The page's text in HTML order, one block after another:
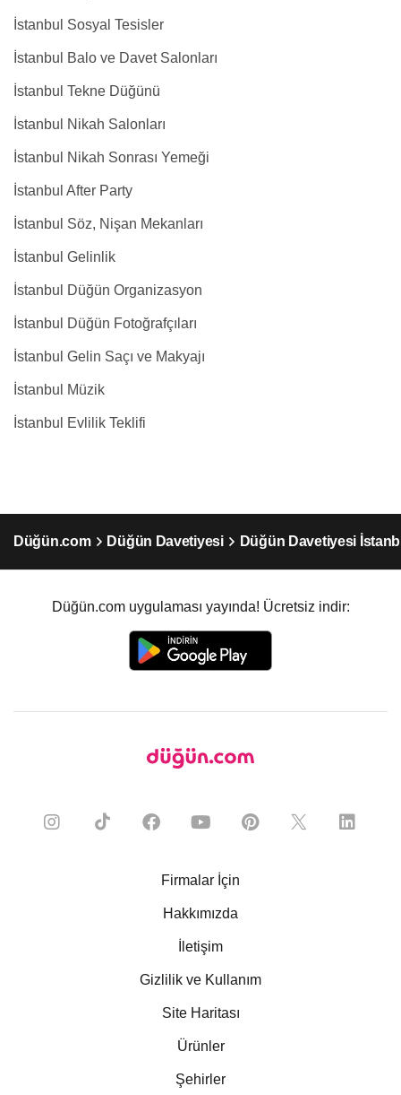
İstanbul Sosyal Tesisler
İstanbul Balo ve Davet Salonları
İstanbul Tekne Düğünü
İstanbul Nikah Salonları
İstanbul Nikah Sonrası Yemeği
İstanbul After Party
İstanbul Söz, Nişan Mekanları
İstanbul Gelinlik
İstanbul Düğün Organizasyon
İstanbul Düğün Fotoğrafçıları
İstanbul Gelin Saçı ve Makyajı
İstanbul Müzik
İstanbul Evlilik Teklifi
Düğün.com Düğün Davetiyesi Düğün Davetiyesi
Düğün.com uygulaması yayında! Ücretsiz indir:
Firmalar İçin
Hakkımızda
İletişim
Gizlilik ve Kullanım
Site Haritası
Ürünler
Şehirler